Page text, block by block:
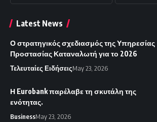
Latest News
Ο στρατηγικός σχεδιασμός της Υπηρεσίας
Προστασίας Καταναλωτή για το 2026
Τελευταίες ΕιδήσειςMay 23, 2026
Η Eurobank παρέλαβε τη σκυτάλη της
ενότητας.
BusinessMay 23, 2026